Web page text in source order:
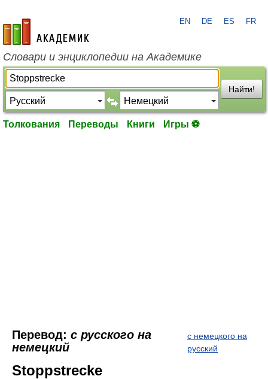
academic.ru
EN DE ES FR
Словари и энциклопедии на Академике
Найти!
Толкования Переводы Книги Игры ⚽
Перевод: с русского на
немецкий
с немецкого на
русский
Stoppstrecke